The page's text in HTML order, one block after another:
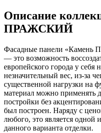
Описание
ПРАЖСКИЙ
Фасадные панели «Камень
— это возможность
европейского города у
незначительный вес, из-за
существенной нагрузки на
материал можно применять
постройки без
был построен. Наряду с
любого, это является одной
данного варианта отделки.